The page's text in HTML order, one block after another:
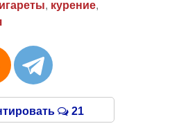
, курение,
21